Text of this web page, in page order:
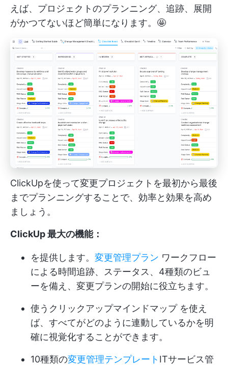
えば、プロジェクトのプランニング、追跡、展開
がかつてないほど簡単になります。🤩
ClickUpを使って変更プロジェクトを最初から最後
までプランニングすることで、効率と効果を高め
ましょう。
ClickUp 最大の機能：
を提供します。 変更管理プラン ワークフロー
による時間追跡、ステータス、4種類のビュ
ーを備え、変更プランの開始に役立ちます。
使う クリックアップマインドマップを使え
ば、すべてがどのように連動しているかを明
確に視覚化することができます。
10種類の変更管理テンプレート ITサービス管